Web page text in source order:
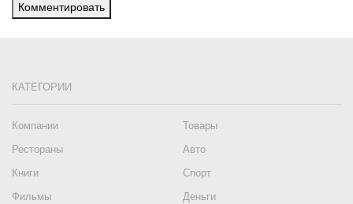
Комментировать
КАТЕГОРИИ
Компании
Товары
Рестораны
Авто
Книги
Спорт
Фильмы
Деньги